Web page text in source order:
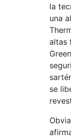
la
una
altas
se